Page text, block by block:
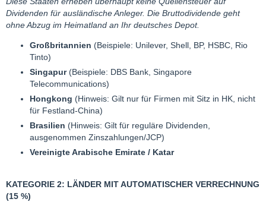
Dividenden für ausländische Anleger. Die Bruttodividende geht
ohne Abzug im Heimatland an Ihr deutsches Depot.
Großbritannien (Beispiele: Unilever, Shell, BP, HSBC, Rio
Tinto)
Singapur(Beispiele: DBS Bank, Singapore
Telecommunications)
Hongkong (Hinweis: Gilt nur für Firmen mit Sitz in HK, nicht
für Festland-China)
Brasilien (Hinweis: Gilt für reguläre Dividenden,
ausgenommen Zinszahlungen/JCP)
Vereinigte Arabische Emirate / Katar
KATEGORIE 2: LÄNDER MIT AUTOMATISCHER VERRECHNUNG
(15 %)